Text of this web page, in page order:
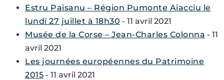
Estru Paisanu – Région Pumonte Aiacciu le
lundi 27 juillet à 18h30 - 11 avril 2021
Musée de la Corse – Jean-Charles Colonna - 11
avril 2021
Les journées européennes du Patrimoine
2015 - 11 avril 2021